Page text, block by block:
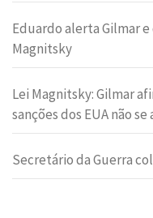
Eduardo alerta Gilmar e
Magnitsky
Lei Magnitsky: Gilmar
sanções dos EUA não
Secretário da Guerra